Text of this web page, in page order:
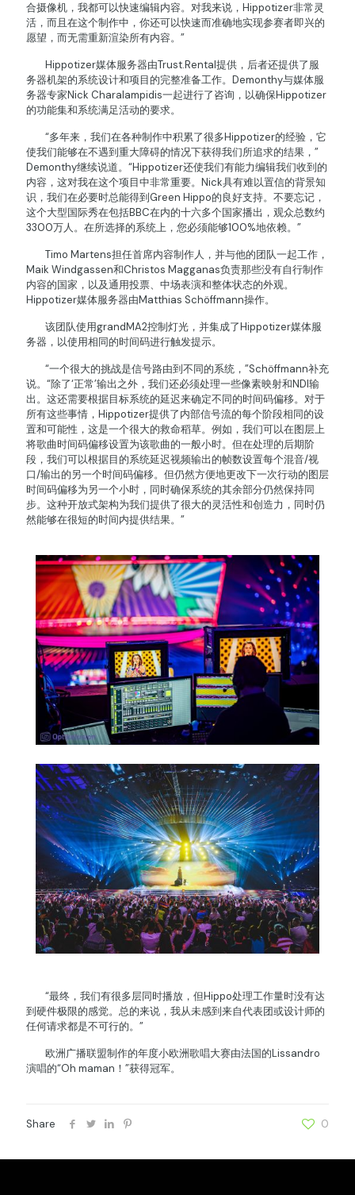
合摄像机，我都可以快速编辑内容。对我来说，Hippotizer非常灵
活，而且在这个制作中，你还可以快速而准确地实现参赛者即兴的
愿望，而无需重新渲染所有内容。”
Hippotizer媒体服务器由Trust.Rental提供，后者还提供了服
务器机架的系统设计和项目的完整准备工作。Demonthy与媒体服
务器专家Nick Charalampidis一起进行了咨询，以确保Hippotizer
的功能集和系统满足活动的要求。
“多年来，我们在各种制作中积累了很多Hippotizer的经验，它
使我们能够在不遇到重大障碍的情况下获得我们所追求的结果，”
Demonthy继续说道。“Hippotizer还使我们有能力编辑我们收到的
内容，这对我在这个项目中非常重要。Nick具有难以置信的背景知
识，我们在必要时总能得到Green Hippo的良好支持。不要忘记，
这个大型国际秀在包括BBC在内的十六多个国家播出，观众总数约
3300万人。在所选择的系统上，您必须能够100%地依赖。”
Timo Martens担任首席内容制作人，并与他的团队一起工作，
Maik Windgassen和Christos Magganas负责那些没有自行制作
内容的国家，以及通用投票、中场表演和整体状态的外观。
Hippotizer媒体服务器由Matthias Schöffmann操作。
该团队使用grandMA2控制灯光，并集成了Hippotizer媒体服
务器，以使用相同的时间码进行触发提示。
“一个很大的挑战是信号路由到不同的系统，”Schöffmann补充
说。“除了‘正常’输出之外，我们还必须处理一些像素映射和NDI输
出。这还需要根据目标系统的延迟来确定不同的时间码偏移。对于
所有这些事情，Hippotizer提供了内部信号流的每个阶段相同的设
置和可能性，这是一个很大的救命稻草。例如，我们可以在图层上
将歌曲时间码偏移设置为该歌曲的一般小时。但在处理的后期阶
段，我们可以根据目的系统延迟视频输出的帧数设置每个混音/视
口/输出的另一个时间码偏移。但仍然方便地更改下一次行动的图层
时间码偏移为另一个小时，同时确保系统的其余部分仍然保持同
步。这种开放式架构为我们提供了很大的灵活性和创造力，同时仍
然能够在很短的时间内提供结果。”
“最终，我们有很多层同时播放，但Hippo处理工作量时没有达
到硬件极限的感觉。总的来说，我从未感到来自代表团或设计师的
任何请求都是不可行的。”
欧洲广播联盟制作的年度小欧洲歌唱大赛由法国的Lissandro
演唱的“Oh maman！”获得冠军。
Share 0